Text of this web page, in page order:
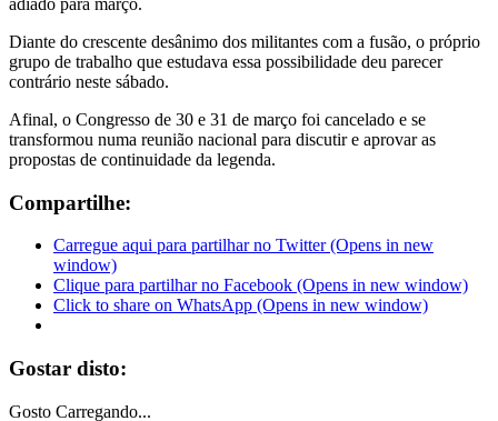
Diante do crescente desânimo dos militantes com a fusão, o próprio
grupo de trabalho que estudava essa possibilidade deu parecer
contrário neste sábado.
Afinal, o Congresso de 30 e 31 de março foi cancelado e se
transformou numa reunião nacional para discutir e aprovar as
propostas de continuidade da legenda.
Compartilhe:
Carregue aqui para partilhar no Twitter (Opens in new
window)
Clique para partilhar no Facebook (Opens in new window)
Click to share on WhatsApp (Opens in new window)
Gostar disto:
Gosto Carregando...